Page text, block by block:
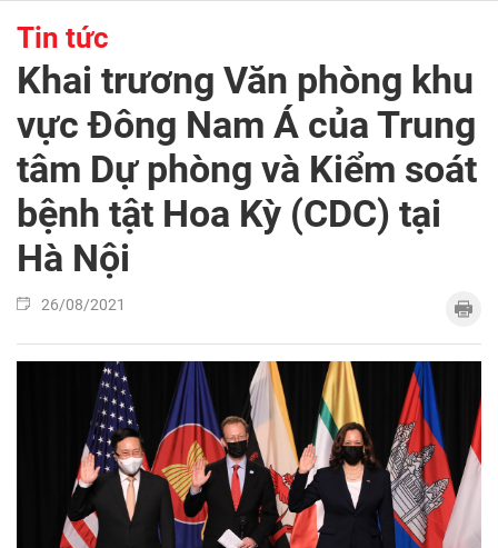
Tin tức
Khai trương Văn phòng khu
vực Đông Nam Á của Trung
tâm Dự phòng và Kiểm soát
bệnh tật Hoa Kỳ (CDC) tại
Hà Nội
26/08/2021